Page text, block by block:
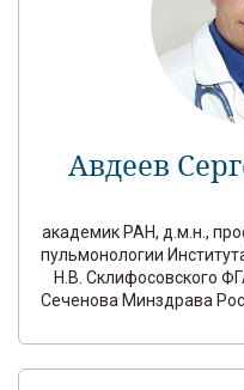
Авдеев
академик РАН, д.м.н.,
пульмонологии
Н.В. Склифосовского
Сеченова Минздрава